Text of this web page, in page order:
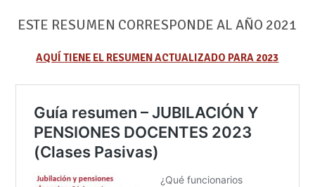
ESTE RESUMEN CORRESPONDE AL AÑO 2021
AQUÍ TIENE EL RESUMEN ACTUALIZADO PARA 2023